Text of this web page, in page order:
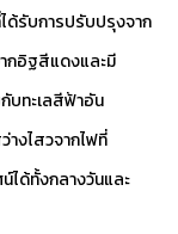
ด้รับการปรับปรุงจาก
กอิฐสีแดงและมี
บทะเลสีฟ้าอัน
างไสวจากไฟที่
ได้ทั้งกลางวันและ